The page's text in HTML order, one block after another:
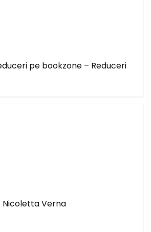
pe bookzone – Reduceri
Nicoletta Verna